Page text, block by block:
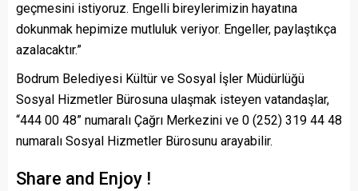
geçmesini istiyoruz. Engelli bireylerimizin hayatına
dokunmak hepimize mutluluk veriyor. Engeller, paylaştıkça
azalacaktır.”
Bodrum Belediyesi Kültür ve Sosyal İşler Müdürlüğü
Sosyal Hizmetler Bürosuna ulaşmak isteyen vatandaşlar,
“444 00 48” numaralı Çağrı Merkezini ve 0 (252) 319 44 48
numaralı Sosyal Hizmetler Bürosunu arayabilir.
Share and Enjoy !